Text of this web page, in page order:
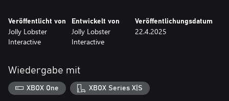
Veröffentlicht von
Jolly Lobster
Interactive
Entwickelt von
Jolly Lobster
Interactive
Veröffentlichungsdatum
22.4.2025
Wiedergabe mit
XBOX One XBOX Series X|S